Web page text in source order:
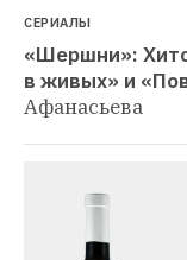
СЕРИАЛЫ
«Шершни»:
в живых» и
Афанасьева